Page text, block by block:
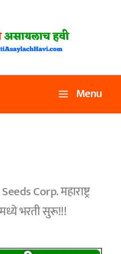
Menu
Corp. महाराष्ट्र
भरती सुरू!!!